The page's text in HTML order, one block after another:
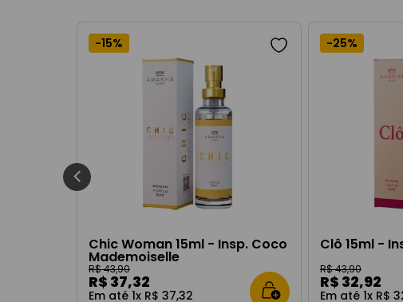
-15%
Chic Woman 15ml - Insp. Coco
Mademoiselle
R$43,90
R$ 37,32
Em até 1x R$ 37,32
-25%
Clô 15ml -
R$43,90
R$ 32,92
Em até 1x R$